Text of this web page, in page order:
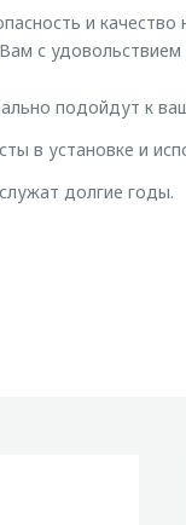
и
с
подойдут к
в установке и
долгие годы.